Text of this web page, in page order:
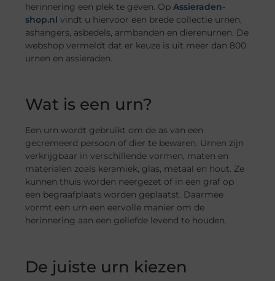
herinnering een plek te geven. OpAssieraden-
shop.nl vindt u hiervoor een brede collectie urnen,
ashangers, asbedels, armbanden en dierenurnen. De
webshop vermeldt dat er keuze is uit meer dan 800
urnen en assieraden.
Wat is een urn?
Een urn wordt gebruikt om de as van een
gecremeerd persoon of dier te bewaren. Urnen zijn
verkrijgbaar in verschillende vormen, maten en
materialen zoals keramiek, glas, metaal en hout. Ze
kunnen thuis worden neergezet of in een graf op
een begraafplaats worden geplaatst. Daarmee
vormt een urn een eervolle manier om de
herinnering aan een geliefde levend te houden.
De juiste urn kiezen